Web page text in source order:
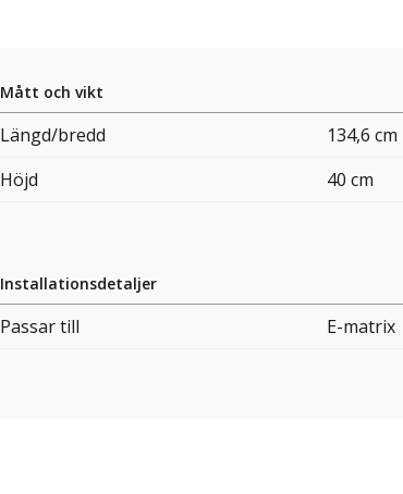
Mått och vikt
Längd/bredd
134,6 cm
Höjd
40 cm
Installationsdetaljer
Passar till E-matrix